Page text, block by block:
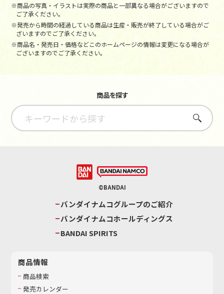
※商品の写真・イラストは実際の商品と一部異なる場合がございますので
ご了承ください。
※発売から時間の経過している商品は生産・販売が終了している場合がご
ざいますのでご了承ください。
※商品名・発売日・価格などこのホームページの情報は変更になる場合が
ございますのでご了承ください。
商品を探す
さがす
©BANDAI
バンダイナムコグループのご紹介
バンダイナムコホールディングス
BANDAI SPIRITS
商品情報
商品検索
発売カレンダー